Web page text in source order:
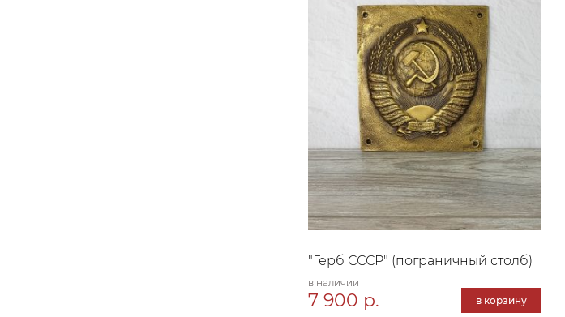
"Герб СССР" (пограничный столб)
в наличии
7 900 р. в корзину